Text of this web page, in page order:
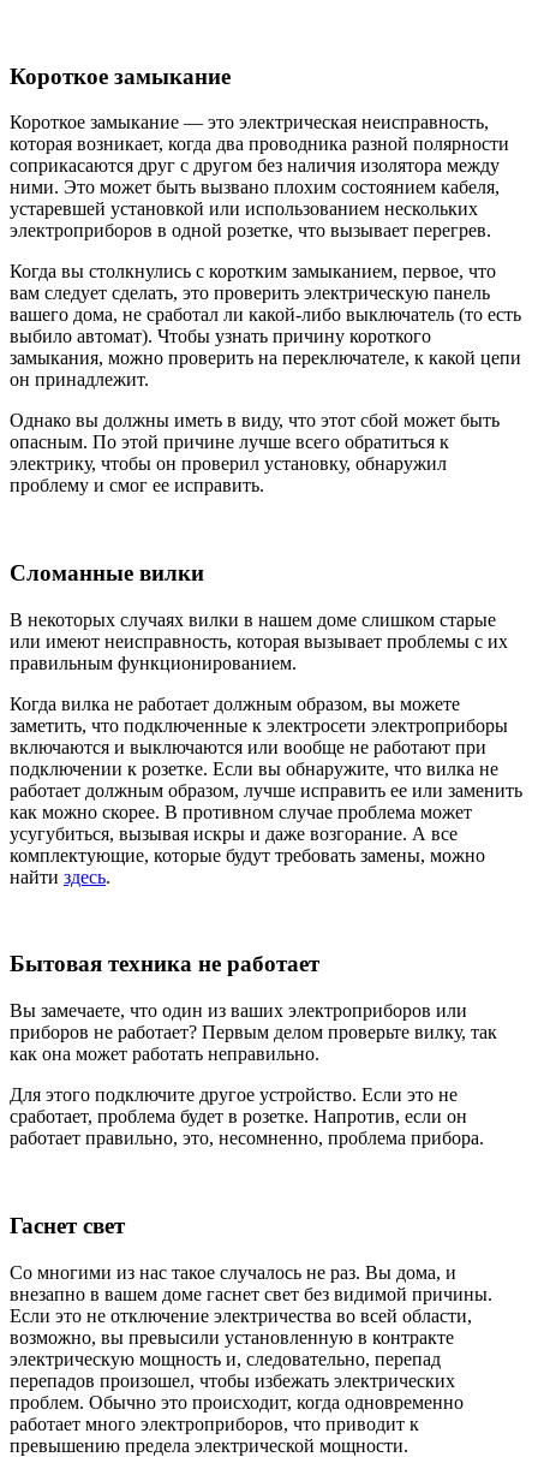
Короткое замыкание
Короткое замыкание — это электрическая неисправность,
которая возникает, когда два проводника разной полярности
соприкасаются друг с другом без наличия изолятора между
ними. Это может быть вызвано плохим состоянием кабеля,
устаревшей установкой или использованием нескольких
электроприборов в одной розетке, что вызывает перегрев.
Когда вы столкнулись с коротким замыканием, первое, что
вам следует сделать, это проверить электрическую панель
вашего дома, не сработал ли какой-либо выключатель (то есть
выбило автомат). Чтобы узнать причину короткого
замыкания, можно проверить на переключателе, к какой цепи
он принадлежит.
Однако вы должны иметь в виду, что этот сбой может быть
опасным. По этой причине лучше всего обратиться к
электрику, чтобы он проверил установку, обнаружил
проблему и смог ее исправить.
Сломанные вилки
В некоторых случаях вилки в нашем доме слишком старые
или имеют неисправность, которая вызывает проблемы с их
правильным функционированием.
Когда вилка не работает должным образом, вы можете
заметить, что подключенные к электросети электроприборы
включаются и выключаются или вообще не работают при
подключении к розетке. Если вы обнаружите, что вилка не
работает должным образом, лучше исправить ее или заменить
как можно скорее. В противном случае проблема может
усугубиться, вызывая искры и даже возгорание. А все
комплектующие, которые будут требовать замены, можно
найти здесь.
Бытовая техника не работает
Вы замечаете, что один из ваших электроприборов или
приборов не работает? Первым делом проверьте вилку, так
как она может работать неправильно.
Для этого подключите другое устройство. Если это не
сработает, проблема будет в розетке. Напротив, если он
работает правильно, это, несомненно, проблема прибора.
Гаснет свет
Со многими из нас такое случалось не раз. Вы дома, и
внезапно в вашем доме гаснет свет без видимой причины.
Если это не отключение электричества во всей области,
возможно, вы превысили установленную в контракте
электрическую мощность и, следовательно, перепад
перепадов произошел, чтобы избежать электрических
проблем. Обычно это происходит, когда одновременно
работает много электроприборов, что приводит к
превышению предела электрической мощности.